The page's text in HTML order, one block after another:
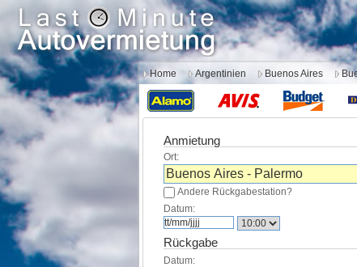
Home Argentinien Buenos Aires
Anmietung
Ort:
Andere Rückgabestation?
Datum:
Rückgabe
Datum: